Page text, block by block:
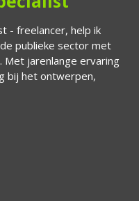
- freelancer, help ik
publieke sector met
jarenlange ervaring
bij het ontwerpen,